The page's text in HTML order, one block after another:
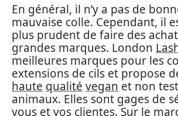
En général, il n’y a pas de
mauvaise colle. Cependant, il
plus prudent de faire des
grandes marques. London
meilleures marques pour les
extensions de cils et propose
haute qualité vegan et non
animaux. Elles sont gages de
vous et vos clientes. Sur le